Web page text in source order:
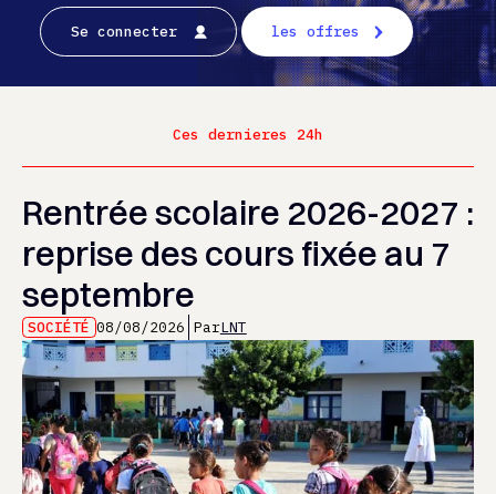
Se connecter les offres
Ces dernieres 24h
Rentrée scolaire 2026-2027 :
reprise des cours fixée au 7
septembre
SOCIÉTÉ 08/08/2026 ParLNT